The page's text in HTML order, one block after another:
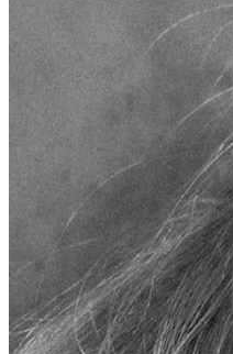
的
一
眼
系
列